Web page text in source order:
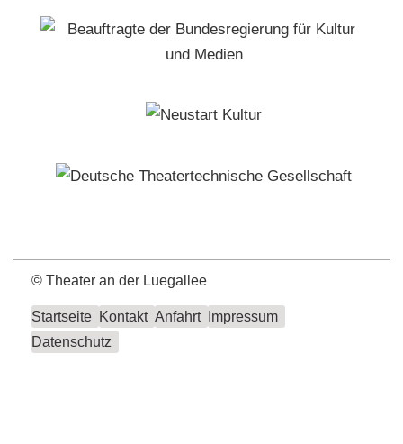
© Theater an der Luegallee
Startseite Kontakt Anfahrt
Impressum
Datenschutz